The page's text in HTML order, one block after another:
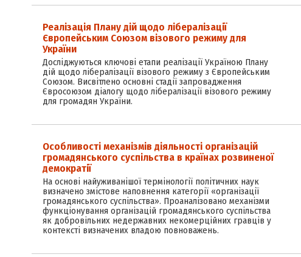
Реалізація Плану дій щодо лібералізації
Європейським Союзом візового режиму для
України
Досліджуються ключові етапи реалізації Україною Плану
дій щодо лібералізації візового режиму з Європейським
Союзом. Висвітлено основні стадії запровадження
Євросоюзом діалогу щодо лібералізації візового режиму
для громадян України.
Особливості механізмів діяльності організацій
громадянського суспільства в країнах розвиненої
демократії
На основі найуживанішої термінології політичних наук
визначено змістове наповнення категорії «організації
громадянського суспільства». Проаналізовано механізми
функціонування організацій громадянського суспільства
як добровільних недержавних некомерційних гравців у
контексті визначених владою повноважень.